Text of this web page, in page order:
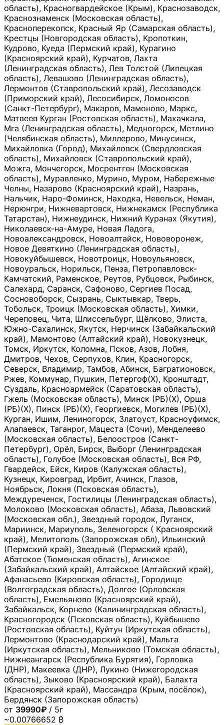
область), Красногвардейское (Крым), Краснозаводск,
Краснознаменск (Московская область),
Красноперекопск, Красный Яр (Самарская область),
Крестцы (Новгородская область), Кропоткин,
Кудрово, Куеда (Пермский край), Курагино
(Красноярский край), Курчатов, Лахта
(Ленинградская область), Лев Толстой (Липецкая
область), Левашово (Ленинградская область),
Лермонтов (Ставропольский край), Лесозаводск
(Приморский край), Лесосибирск, Ломоносов
(Санкт-Петербург), Макаров, Мамоново, Маркс,
Матвеев Курган (Ростовская область), Махачкала,
Мга (Ленинградская область), Медногорск, Метлино
(Челябинская область), Миллерово, Минусинск,
Михайловка (Город), Михайловск (Свердловская
область), Михайловск (Ставропольский край),
Можга, Мончегорск, Мосрентген (Московская
область), Муравленко, Мурино, Муром, Набережные
Челны, Назарово (Красноярский край), Назрань,
Нальчик, Наро-Фоминск, Находка, Невельск, Неман,
Нерюнгри, Нижневартовск, Нижнекамск (Республика
Татарстан), Нижнеудинск, Нижний Куранах (Якутия),
Николаевск-на-Амуре, Новая Ладога,
Новоалександровск, Новоалтайск, Нововоронеж,
Новое Девяткино (Ленинградская область),
Новокуйбышевск, Новотроицк, Новоульяновск,
Новоуральск, Норильск, Пенза, Петропавловск-
Камчатский, Раменское, Реутов, Рубцовск, Рыбинск,
Салехард, Саранск, Сафоново, Сергиев Посад,
Сосновоборск, Сызрань, Сыктывкар, Тверь,
Тобольск, Троицк (Московская область), Химки,
Череповец, Чита, Шлиссельбург, Щёлково, Элиста,
Южно-Сахалинск, Якутск, Нерчинск (Забайкальский
край), Мамонтово (Алтайский край), Новокузнецк,
Томск, Иркутск, Коломна, Псков, Азов, Лобня,
Дмитров, Чехов, Серпухов, Клин, Красногорск,
Северск, Владимир, Тамбов, Абинск, Багратионовск,
Ржев, Коммунар, Пушкин, Петергоф(Х), Кронштадт,
Суздаль, Красноармейск (Саратовская область),
Гжель (Московская область), Минск (РБ)(Х), Орша
(РБ)(Х), Пинск (РБ)(Х), Георгиевск, Могилев (РБ)(Х),
Курган, Ишим, Лениногорск, Златоуст, Красноуфимск,
Алапаевск, Таганрог, Мацеста (Сочи), Менделеево
(Московская область), Белоостров (Санкт-
Петербург), Орёл, Бирск, Выборг (Ленинградская
область), Голубое (Московская область), Вся РФ,
Гвардейск, Ейск, Киров (Калужская область),
Кузнецк, Кировград, Ирбит, Ачинск, Глазов,
Ноябрьск, Локня (Псковская область),
Междуреченск, Гостилицы (Ленинградская область),
Молоково (Московская область), Абаза, Львовский
(Московская обл.), Звездный городок, Луганск,
Мариинск, Мариуполь, Зеленогорск ( Красноярский
край), Мелитополь (Запорожская обл), Ильинский
(Пермский край), Звездный (Пермский край),
Абатское (Тюменская область), Агинское
(Забайкальский край), Алтайское (Алтайский край),
Афанасьево (Кировская область), Городище
(Волгоградская область), Долгое (Орловская
область), Емельяново (Красноярский край),
Забайкальск, Корнево (Калининградская область),
Красногородск (Псковская область), Куйбышево
(Ростовская область), Куйтун (Иркутская область),
Лермонтово (Краснодарский край), Мальта
(Иркутская область), Мельниково (Томская область),
Нижнеангарск (Республика Бурятия), Горловка
(ДНР), Макеевка (ДНР), Лукино (Нижегородская
область), Зыково (Красноярский край), Балахта
(Красноярский край), Массандра (Крым, посёлок),
Бердянск (Запорожская область)
от 39990₽ / 5г
~0.00766652 ₿